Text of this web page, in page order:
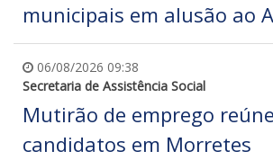
municipais em alusão ao
06/08/2026 09:38
Secretaria de Assistência Social
Mutirão de emprego reúne
candidatos em Morretes